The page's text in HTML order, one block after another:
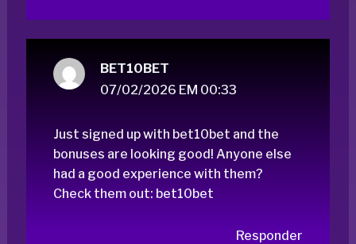
BET10BET
07/02/2026 EM 00:33
Just signed up with bet10bet and the
bonuses are looking good! Anyone else
had a good experience with them?
Check them out: bet10bet
Responder